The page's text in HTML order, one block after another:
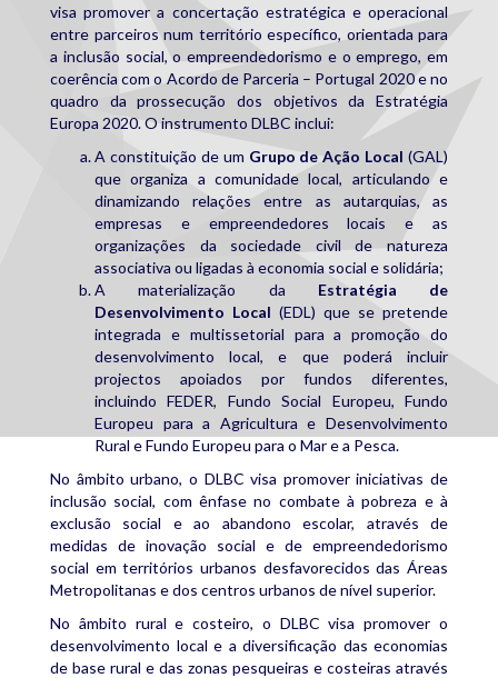
visa promover a concertação estratégica e operacional
entre parceiros num território específico, orientada para
a inclusão social, o empreendedorismo e o emprego, em
coerência com o Acordo de Parceria – Portugal 2020 e no
quadro da prossecução dos objetivos da Estratégia
Europa 2020. O instrumento DLBC inclui:
A constituição de um Grupo de Ação Local (GAL)
que organiza a comunidade local, articulando e
dinamizando relações entre as autarquias, as
empresas e empreendedores locais e as
organizações da sociedade civil de natureza
associativa ou ligadas à economia social e solidária;
A materialização da Estratégia de
Desenvolvimento Local (EDL) que se pretende
integrada e multissetorial para a promoção do
desenvolvimento local, e que poderá incluir
projectos apoiados por fundos diferentes,
incluindo FEDER, Fundo Social Europeu, Fundo
Europeu para a Agricultura e Desenvolvimento
Rural e Fundo Europeu para o Mar e a Pesca.
No âmbito urbano, o DLBC visa promover iniciativas de
inclusão social, com ênfase no combate à pobreza e à
exclusão social e ao abandono escolar, através de
medidas de inovação social e de empreendedorismo
social em territórios urbanos desfavorecidos das Áreas
Metropolitanas e dos centros urbanos de nível superior.
No âmbito rural e costeiro, o DLBC visa promover o
desenvolvimento local e a diversificação das economias
de base rural e das zonas pesqueiras e costeiras através